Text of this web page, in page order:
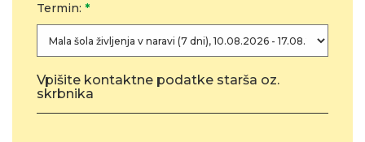
Termin: *
Vpišite kontaktne podatke starša oz.
skrbnika